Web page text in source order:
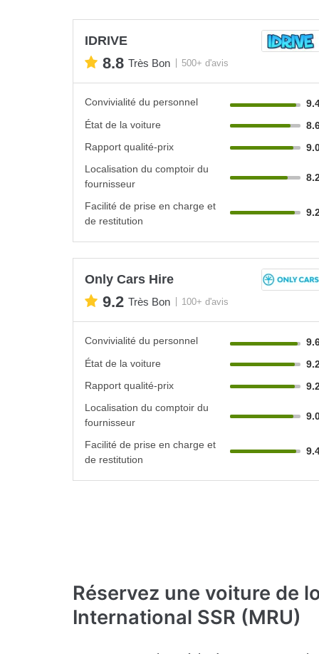
IDRIVE
8.8 Très Bon 500+ d'avis
Convivialité du personnel
État de la voiture
Rapport qualité-prix
Localisation du comptoir du
fournisseur
Facilité de prise en charge et
de restitution
Only Cars Hire
9.2 Très Bon 100+ d'avis
Convivialité du personnel
État de la voiture
Rapport qualité-prix
Localisation du comptoir du
fournisseur
Facilité de prise en charge et
de restitution
Réservez une voiture de
International SSR (MRU)